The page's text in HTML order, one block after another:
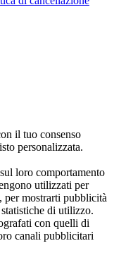
il tuo consenso
personalizzata.
loro comportamento
utilizzati per
per mostrarti pubblicità
di utilizzo.
con quelli di
canali pubblicitari